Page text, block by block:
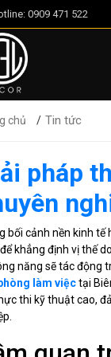
0909 471 522
chủ Tin tức
pháp
bối cảnh nền kinh tế
để khẳng định vị thế
năng sẽ tác động
làm việctại
thi kỹ thuật cao,